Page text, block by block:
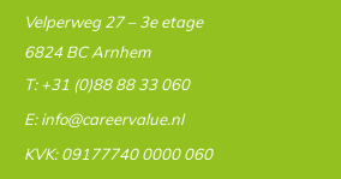
Velperweg 27 – 3e etage
6824 BC Arnhem
T: +31 (0)88 88 33 060
E: info@careervalue.nl
KVK: 09177740 0000 060